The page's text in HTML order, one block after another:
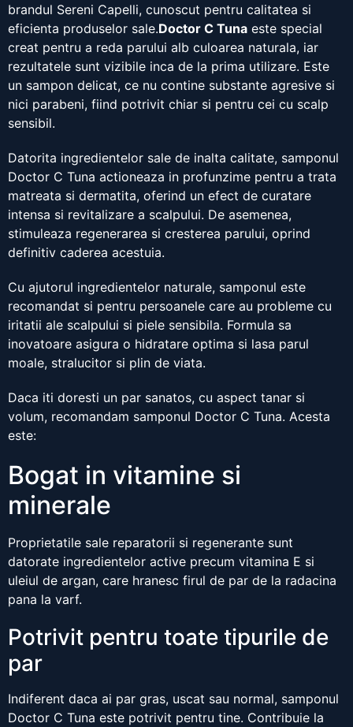
brandul Sereni Capelli, cunoscut pentru calitatea si
eficienta produselor sale.Doctor C Tuna este special
creat pentru a reda parului alb culoarea naturala, iar
rezultatele sunt vizibile inca de la prima utilizare. Este
un sampon delicat, ce nu contine substante agresive si
nici parabeni, fiind potrivit chiar si pentru cei cu scalp
sensibil.
Datorita ingredientelor sale de inalta calitate, samponul
Doctor C Tuna actioneaza in profunzime pentru a trata
matreata si dermatita, oferind un efect de curatare
intensa si revitalizare a scalpului. De asemenea,
stimuleaza regenerarea si cresterea parului, oprind
definitiv caderea acestuia.
Cu ajutorul ingredientelor naturale, samponul este
recomandat si pentru persoanele care au probleme cu
iritatii ale scalpului si piele sensibila. Formula sa
inovatoare asigura o hidratare optima si lasa parul
moale, stralucitor si plin de viata.
Daca iti doresti un par sanatos, cu aspect tanar si
volum, recomandam samponul Doctor C Tuna. Acesta
este:
Bogat in vitamine si
minerale
Proprietatile sale reparatorii si regenerante sunt
datorate ingredientelor active precum vitamina E si
uleiul de argan, care hranesc firul de par de la radacina
pana la varf.
Potrivit pentru toate tipurile de
par
Indiferent daca ai par gras, uscat sau normal, samponul
Doctor C Tuna este potrivit pentru tine. Contribuie la